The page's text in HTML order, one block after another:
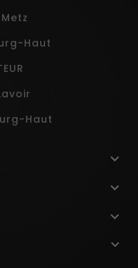
Haut
Haut


